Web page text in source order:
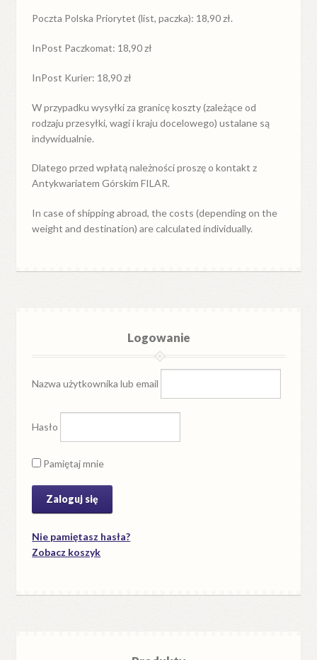
Poczta Polska Priorytet (list, paczka): 18,90 zł.
InPost Paczkomat: 18,90 zł
InPost Kurier: 18,90 zł
W przypadkuwysyłkiza granicękoszty (zależące od
rodzaju przesyłki, wagi i kraju docelowego) ustalane są
indywidualnie.
Dlatego przed wpłatą należności proszę o kontakt z
Antykwariatem Górskim FILAR.
In case of shipping abroad, the costs (depending on the
weight and destination) are calculated individually.
Logowanie
Nazwa użytkownika lub email
Hasło
Pamiętaj mnie
Nie pamiętasz hasła?
Zobacz koszyk